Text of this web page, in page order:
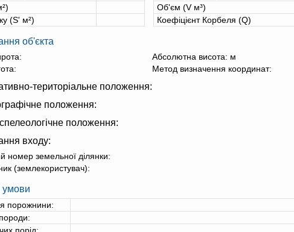
(S' м²)
Об'єм (V м³)
Коефіцієнт Корбеля (Q)
об'єкта
Абсолютна висота: м
Метод визначення координат:
територіальне положення:
положення:
положення:
входу:
номер земельної ділянки:
(землекористувач):
умови
порожнини: